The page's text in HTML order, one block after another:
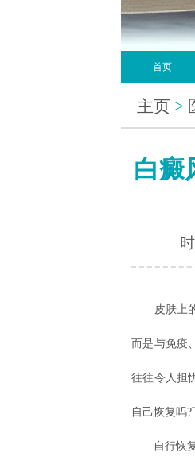
首页
主页 >
白癜
皮肤上的
而是与免疫
往往令人担
自己恢复吗
自行恢复